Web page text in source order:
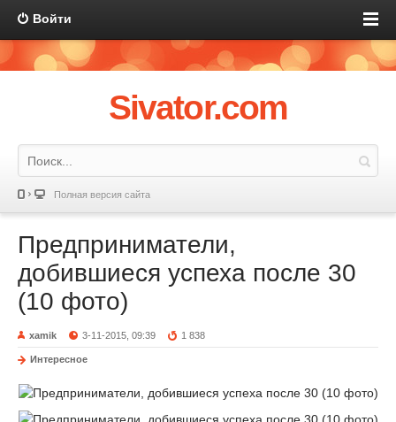
Войти
Sivator.com
Полная версия сайта
Предприниматели,
добившиеся успеха после 30
(10 фото)
xamik 3-11-2015, 09:39 1 838
Интересное